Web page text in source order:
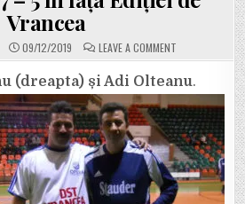
Vrancea
09/12/2019 LEAVE A COMMENTON
ING
PRIMUL
LIDER
COMPETIȚIEI
DE
OLD-
BOYS,
DUPĂ
VICTORIA
CU
7
–
(dreapta) și Adi Olteanu.